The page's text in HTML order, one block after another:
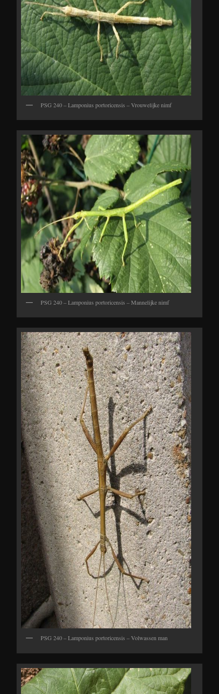
PSG 240 – Lamponius portoricensis – Vrouwelijke nimf
PSG 240 – Lamponius portoricensis – Mannelijke nimf
PSG 240 – Lamponius portoricensis – Volwassen man